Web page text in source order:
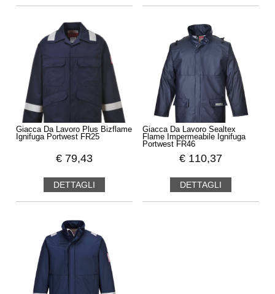
Giacca Da Lavoro Plus Bizflame
Ignifuga Portwest FR25
€ 79,43
DETTAGLI
Giacca Da Lavoro Sealtex
Flame Impermeabile Ignifuga
Portwest FR46
€ 110,37
DETTAGLI